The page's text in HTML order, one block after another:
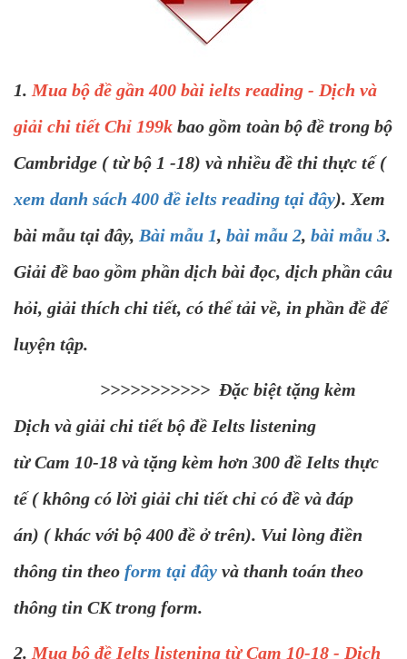
1. Mua bộ đề gần 400 bài ielts reading - Dịch và
giải chi tiết Chỉ 199k bao gồm toàn bộ đề trong bộ
Cambridge ( từ bộ 1 -18) và nhiều đề thi thực tế (
xem danh sách 400 đề ielts reading tại đây). Xem
bài mẫu tại đây, Bài mẫu 1, bài mẫu 2, bài mẫu 3.
Giải đề bao gồm phần dịch bài đọc, dịch phần câu
hỏi, giải thích chi tiết, có thể tải về, in phần đề để
luyện tập.
>>>>>>>>>>> Đặc biệt tặng kèm
Dịch và giải chi tiết bộ đề Ielts listening
từ Cam 10-18 và tặng kèm hơn 300 đề Ielts thực
tế ( không có lời giải chi tiết chỉ có đề và đáp
án) ( khác với bộ 400 đề ở trên). Vui lòng điền
thông tin theo form tại đây và thanh toán theo
thông tin CK trong form.
2. Mua bộ đề Ielts listening từ Cam 10-18 - Dịch